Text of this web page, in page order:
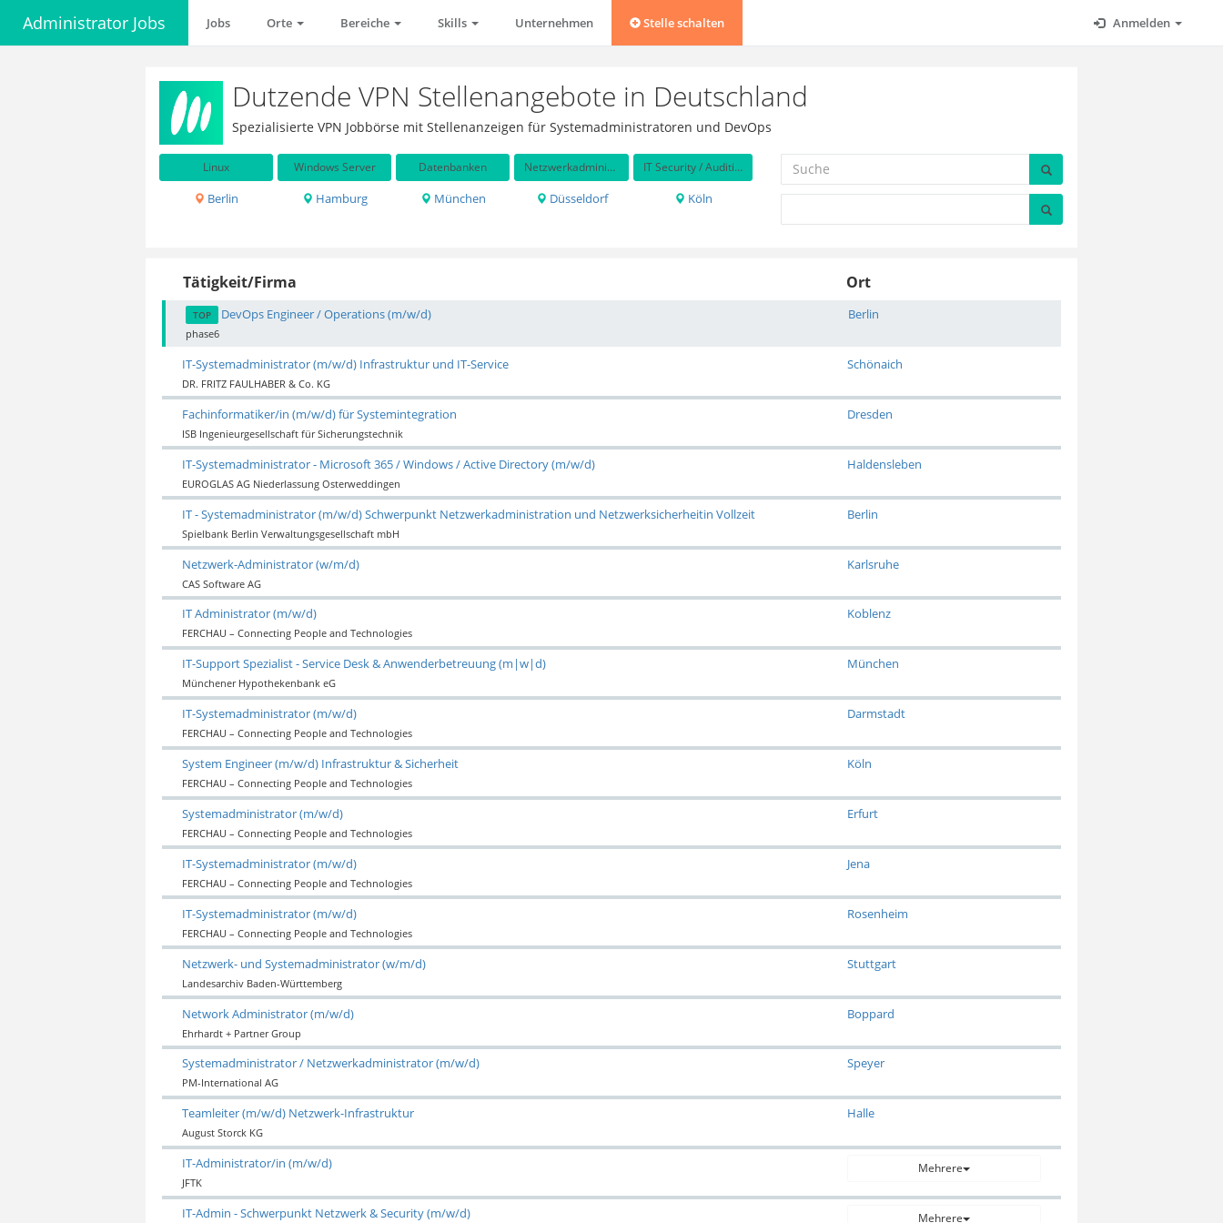
Administrator Jobs Jobs Orte Bereiche Skills Unternehmen Stelle schalten Anmelden
Dutzende VPN Stellenangebote in Deutschland
Spezialisierte VPN Jobbörse mit Stellenanzeigen für Systemadministratoren und DevOps
Linux Windows Server Datenbanken Netzwerkadministration IT Security / Auditing
Berlin Hamburg München Düsseldorf Köln
Tätigkeit/Firma Ort
TOP DevOps Engineer / Operations (m/w/d)
phase6
Berlin
IT-Systemadministrator (m/w/d) Infrastruktur und IT-Service
DR. FRITZ FAULHABER & Co. KG
Schönaich
Fachinformatiker/in (m/w/d) für Systemintegration
ISB Ingenieurgesellschaft für Sicherungstechnik
Dresden
IT-Systemadministrator - Microsoft 365 / Windows / Active Directory (m/w/d)
EUROGLAS AG Niederlassung Osterweddingen
Haldensleben
IT - Systemadministrator (m/w/d) Schwerpunkt Netzwerkadministration und Netzwerksicherheitin Vollzeit
Spielbank Berlin Verwaltungsgesellschaft mbH
Berlin
Netzwerk-Administrator (w/m/d)
CAS Software AG
Karlsruhe
IT Administrator (m/w/d)
FERCHAU – Connecting People and Technologies
Koblenz
IT-Support Spezialist - Service Desk & Anwenderbetreuung (m|w|d)
Münchener Hypothekenbank eG
München
IT-Systemadministrator (m/w/d)
FERCHAU – Connecting People and Technologies
Darmstadt
System Engineer (m/w/d) Infrastruktur & Sicherheit
FERCHAU – Connecting People and Technologies
Köln
Systemadministrator (m/w/d)
FERCHAU – Connecting People and Technologies
Erfurt
IT-Systemadministrator (m/w/d)
FERCHAU – Connecting People and Technologies
Jena
IT-Systemadministrator (m/w/d)
FERCHAU – Connecting People and Technologies
Rosenheim
Netzwerk- und Systemadministrator (w/m/d)
Landesarchiv Baden-Württemberg
Stuttgart
Network Administrator (m/w/d)
Ehrhardt + Partner Group
Boppard
Systemadministrator / Netzwerkadministrator (m/w/d)
PM-International AG
Speyer
Teamleiter (m/w/d) Netzwerk-Infrastruktur
August Storck KG
Halle
IT-Administrator/in (m/w/d)
JFTK
Mehrere
IT-Admin - Schwerpunkt Netzwerk & Security (m/w/d) Mehrere